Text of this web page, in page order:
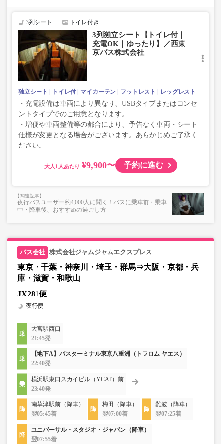
じめご了承ください。
3列シート トイレ付き
3列独立シート【トイレ付｜
充電OK｜ゆったり】／西東
京バス株式会社
独立シート トイレ付 マイカーテン フットレスト レッグレスト
・充電設備は車両により異なり、USBタイプまたはコンセ
ントタイプでのご用意となります。
・増便や車両整備等の都合により、予告なく車両・シート
仕様が変更となる場合がございます。あらかじめご了承く
ださい。
大人 ¥9,900〜 予約に進む
夜行バスユーザー約4,000人に聞く！バスに乗車前・乗車
中・降車後、おすすめの過ごし方
株式会社ジャムジャムエクスプレス
東京・千葉・神奈川・埼玉・群馬⇒大阪・京都・兵
庫・滋賀・和歌山
JX281便
夜行便
大宮駅西口
21:45発
【地下A】バスターミナル東京八重洲（トフロム ヤエス）
22:40発
横浜駅東口スカイビル（YCAT）前
23:40発
南草津駅前（降車）
翌05:45着
梅田（降車）
翌07:00着
難波（降車）
翌07:25着
ユニバーサル・スタジオ・ジャパン（降車）
翌07:55着